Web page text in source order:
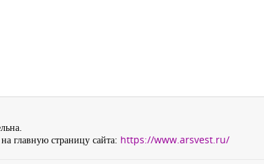
главную страницу сайта: https://www.arsvest.ru/